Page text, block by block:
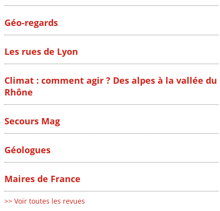
Géo-regards
Les rues de Lyon
Climat : comment agir ? Des alpes à la vallée du
Rhône
Secours Mag
Géologues
Maires de France
>> Voir toutes les revues